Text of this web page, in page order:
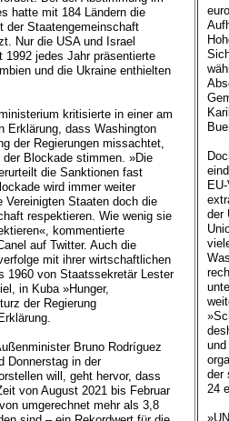
der
der
24
hatte mit 184 Ländern die
der Staatengemeinschaft
Nur die USA und Israel
jedes Jahr präsentierte
und die Ukraine enthielten
kritisierte in einer am
Erklärung, dass Washington
der Regierungen missachtet,
Blockade stimmen. »Die
die Sanktionen fast
wird immer weiter
Vereinigten Staaten doch die
respektieren. Wie wenig sie
kommentierte
auf Twitter. Auch die
mit ihrer wirtschaftlichen
1960 von Staatssekretär Lester
in Kuba »Hunger,
der Regierung
Bruno Rodríguez
Donnerstag in der
will, geht hervor, dass
von August 2021 bis Februar
umgerechnet mehr als 3,8